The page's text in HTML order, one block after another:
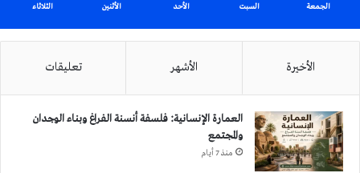
الجمعة السبت الأحد الأثنين الثلاثاء
الأخيرة الأشهر تعليقات
العمارة الإنسانية: فلسفة أنسنة الفراغ وبناء الوجدان
والمجتمع
منذ 7 أيام